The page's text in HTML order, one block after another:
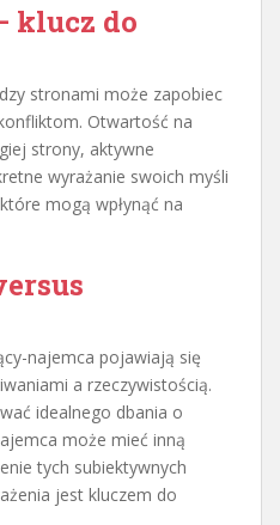
klucz do
stronami może zapobiec
Otwartość na
strony, aktywne
wyrażanie swoich myśli
mogą wpłynąć na
najemca pojawiają się
a rzeczywistością.
idealnego dbania o
może mieć inną
tych subiektywnych
jest kluczem do